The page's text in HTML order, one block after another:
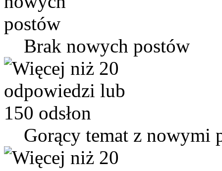
Brak nowych postów
Gorący temat z nowymi